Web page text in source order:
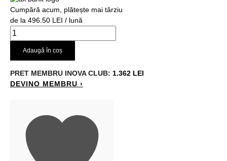
Cumpără acum, plătește mai târziu
de la 496.50 LEI / lună
Adaugă în coș
PRET MEMBRU INOVA CLUB: 1.362 LEI
DEVINO MEMBRU ›